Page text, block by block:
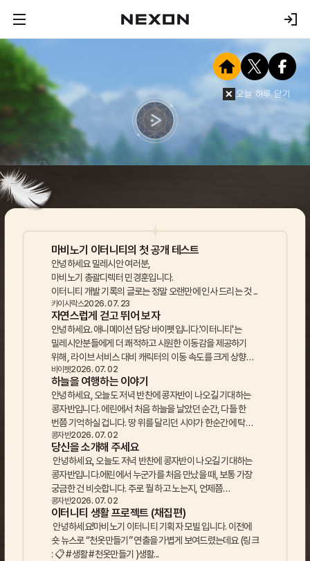
마비노기 이터니티의 첫 공개 테스트
안녕하세요 밀레시안 여러분,
마비노기 총괄디렉터 민경훈입니다.
이터니티 개발 기록의 글로는 정말 오랜만에 인사 드리는 것 ...
카이시락스2026. 07. 23
자연스럽게 걷고 뛰어 보자
안녕하세요. 애니메이션 담당 바이펫입니다.'이터니티'는
밀레시안분들에게 더 쾌적하고 시원한 이동감을 제공하기
위해, 라이브 서비스 대비 캐릭터의 이동 속도를 크게 상향
조정했습니다. 그리...
바이펫2026. 07. 02
하늘을 여행하는 이야기
안녕하세요, 오늘도 저녁 반찬에 콩자반이 나오길 기대하는
콩자반입니다. 에린에서 처음 하늘을 날았던 순간, 다들 한
번쯤 기억하실 겁니다. 땅 위를 달리던 시야가 한순간에 탁
트이면서...
콩자반2026. 07. 02
당신을 소개해 주세요
안녕하세요, 오늘도 저녁 반찬에 콩자반이 나오길 기대하는
콩자반입니다.에린에서 누군가를 처음 만났을 때, 보통 가장
궁금한 건 비슷합니다. 주로 뭘 하고 노는지, 언제쯤
접속하는지, ...
콩자반2026. 07. 02
이터니티 생활 프로젝트 (채집편)
안녕하세요!마비노기 이터니티 기획자 모빌 입니다. 이전에
숏 뉴스로 “천옷만들기” 연출을 가볍게 보여드렸는데요 (링크
: 📋 #생활 #천옷만들기 )생활...
오늘 하루 닫기